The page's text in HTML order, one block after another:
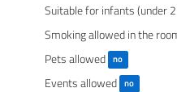
Suitable for infants (under
Smoking allowed in the
Pets allowed no
Events allowed no